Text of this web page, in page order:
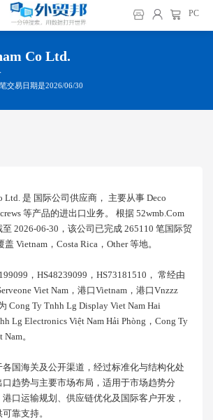
PC
Co Ltd.
交易日期是2026/06/30
Ltd. 是 国际公司供应商， 主要从事 Deco
等产品的进出口业务。 根据 52wmb.com
2026-06-30，该公司已完成 265110 笔国际贸
Vietnam，costa Rica，other 等地。
，HS48239099，HS73181510， 常经由
Viet Nam，港口vietnam，港口vnzzz
Cong Ty Tnhh Lg Display Viet Nam Hai
Lg Electronics Việt Nam Hải Phòng，cong Ty
。
国海关及公开渠道，经过标准化与结构化处
趋势与主要市场布局，适用于市场趋势分
口运输规划、供应链优化及国际客户开发，
靠支持。